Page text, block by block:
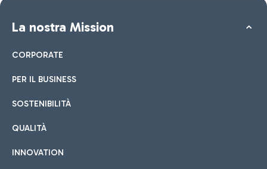
La nostra Mission
CORPORATE
PER IL BUSINESS
SOSTENIBILITÀ
QUALITÀ
INNOVATION